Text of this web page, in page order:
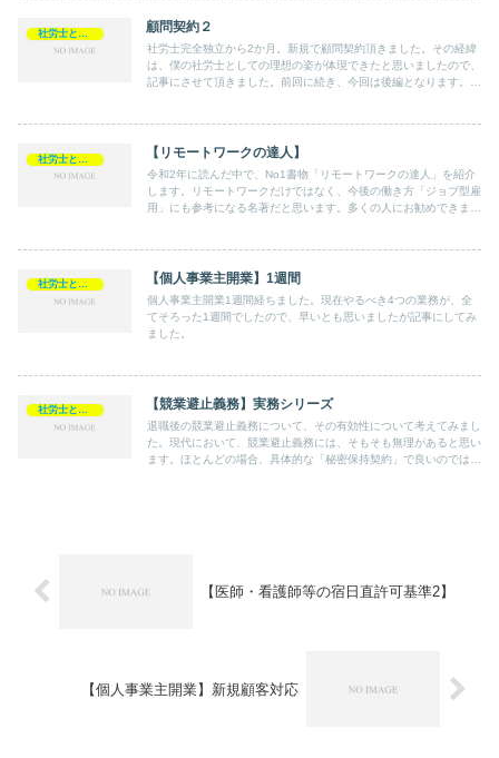
顧問契約２
社労士完全独立から2か月。新規で顧問契約頂きました。その経緯
は、僕の社労士としての理想の姿が体現できたと思いましたので、
記事にさせて頂きました。前回に続き、今回は後編となります。今
【リモートワークの達人】
令和2年に読んだ中で、No1書物「リモートワークの達人」を紹介
します。リモートワークだけではなく、今後の働き方「ジョブ型雇
用」にも参考になる名著だと思います。多くの人にお勧めできます
社労士として 【個人事業主開業】1週間
個人事業主開業1週間経ちました。現在やるべき4つの業務が、全
てそろった1週間でしたので、早いとも思いましたが記事にしてみ
ました。
社労士として 【競業避止義務】実務シリーズ
退職後の競業避止義務について、その有効性について考えてみまし
た。現代において、競業避止義務には、そもそも無理があると思い
ます。ほとんどの場合、具体的な「秘密保持契約」で良いのではな
【医師・看護師等の宿日直許可基準2】
【個人事業主開業】新規顧客対応